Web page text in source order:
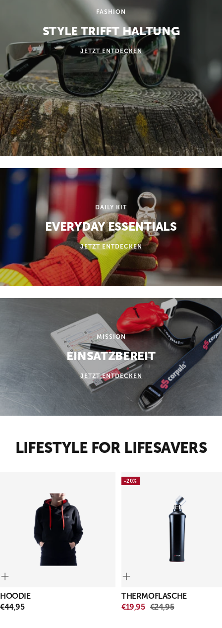
FASHION
STYLE TRIFFT HALTUNG
JETZT ENTDECKEN
DAILY KIT
EVERYDAY ESSENTIALS
JETZT ENTDECKEN
MISSION
EINSATZBEREIT
JETZT ENTDECKEN
LIFESTYLE FOR LIFESAVERS
HOODIE
ANGEBOTSPREIS
€44,95
-20%
THERMOFLASCHE
ANGEBOTSPREIS
€19,95
REGULÄRER
€24,95